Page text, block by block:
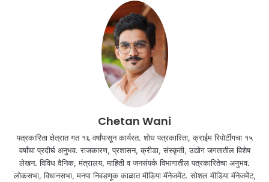
Chetan Wani
पत्रकारिता क्षेत्रात गत १६ वर्षांपासून कार्यरत. शोध पत्रकारिता, क्राईम रिपोर्टींगचा १५
वर्षांचा प्रदीर्घ अनुभव. राजकारण, प्रशासन, क्रीडा, संस्कृती, उद्योग जगतातील विशेष
लेखन. विविध दैनिक, मंत्रालय, माहिती व जनसंपर्क विभागातील पत्रकारितेचा अनुभव.
लोकसभा, विधानसभा, मनपा निवडणूक काळात मीडिया मॅनेजमेंट. सोशल मीडिया मॅनेजमेंट,